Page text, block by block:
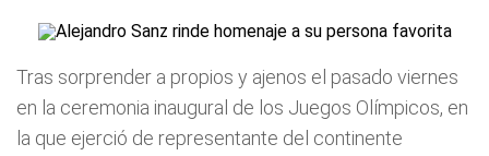
Tras sorprender a propios y ajenos el pasado viernes
en la ceremonia inaugural de los Juegos Olímpicos, en
la que ejerció de representante del continente